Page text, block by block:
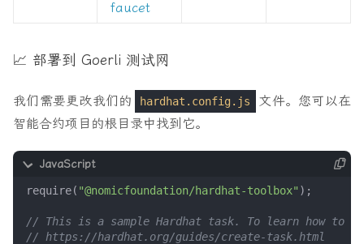
faucet
📈 部署到 Goerli 测试网
我们需要更改我们的 hardhat.config.js
文件。您可以在
智能合约项目的根目录中找到它。
require( "@nomicfoundation/hardhat-toolbox" );